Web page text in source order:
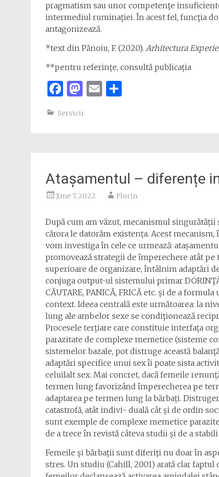
pragmatism sau unor competenţe
intermediul ruminaţiei. În acest fel, funcţia
antagonizează.
*text din Pănoiu, F. (2020). Arhitectura
**pentru referințe, consultă publicația
Facebook
Mastodon
Email
Servicii
Atașamentul – diferențe
June 7, 2022 Florin
După cum am văzut, mecanismul singurătății
cărora le datorăm existența. Acest
vom investiga în cele ce urmează:
promovează strategii de împerechere atât
superioare de organizare, întâlnim adaptări
conjuga output-ul sistemului primar
CĂUTARE, PANICĂ, FRICĂ etc. şi de a
context. Ideea centrală este următoarea: la
lung ale ambelor sexe se condiţionează
Procesele terţiare care constituie interfaţa
parazitate de complexe memetice (sisteme
sistemelor bazale, pot distruge această
adaptări specifice unui sex îi poate sista
celuilalt sex. Mai concret, dacă femeile
termen lung favorizând împerecherea pe
adaptarea pe termen lung la bărbați.
catastrofă, atât indivi- duală cât şi de ordin
sunt exemple de complexe memetice
de a trece în revistă câteva studii şi de a
Femeile şi bărbaţii sunt diferiţi nu doar în
stres. Un studiu (Cahill, 2001) arată clar